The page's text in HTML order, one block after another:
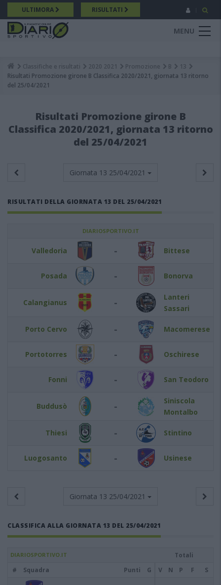
Salta
al
contenuto
principale
ULTIMORA RISULTATI
MENU
Breadcrumb
Classifiche e risultati 2020 2021 Promozione B
13
Risultati Promozione girone B Classifica 2020/2021, giornata 13 ritorno
del 25/04/2021
Risultati Promozione girone B
Classifica 2020/2021, giornata 13 ritorno
del 25/04/2021
Giornata 13 25/04/2021
RISULTATI DELLA GIORNATA 13 DEL 25/04/2021
DIARIOSPORTIVO.IT
Valledoria - Bittese
Posada - Bonorva
Calangianus -
Lanteri
Sassari
Porto Cervo - Macomerese
Portotorres - Oschirese
Fonni - San Teodoro
Buddusò -
Siniscola
Montalbo
Thiesi - Stintino
Luogosanto - Usinese
Giornata 13 25/04/2021
CLASSIFICA ALLA GIORNATA 13 DEL 25/04/2021
DIARIOSPORTIVO.IT
Totali
#
Squadra Punti G V N P F S